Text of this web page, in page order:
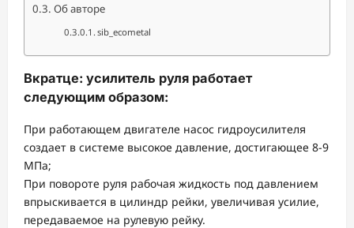
Об авторе
sib_ecometal
Вкратце: усилитель руля работает
следующим образом:
При работающем двигателе насос гидроусилителя
создает в системе высокое давление, достигающее 8-9
МПа;
При повороте руля рабочая жидкость под давлением
впрыскивается в цилиндр рейки, увеличивая усилие,
передаваемое на рулевую рейку.